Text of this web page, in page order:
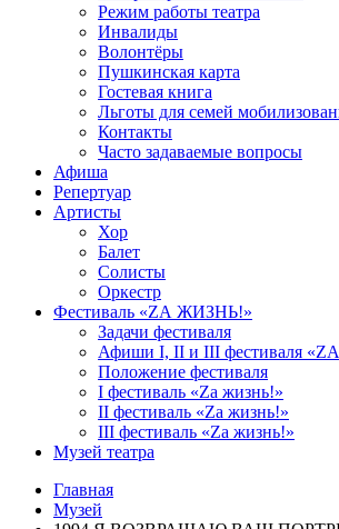
Режим работы театра
Инвалиды
Волонтёры
Пушкинская карта
Гостевая книга
Льготы для семей
Контакты
Часто задаваемые вопросы
Афиша
Репертуар
Артисты
Хор
Балет
Солисты
Оркестр
Фестиваль «ZА ЖИЗНЬ!»
Задачи фестиваля
Афиши I, II и III фестиваля
Положение фестиваля
I фестиваль «Zа жизнь!»
II фестиваль «Zа жизнь!»
III фестиваль «Zа жизнь!»
Музей театра
Главная
Музей